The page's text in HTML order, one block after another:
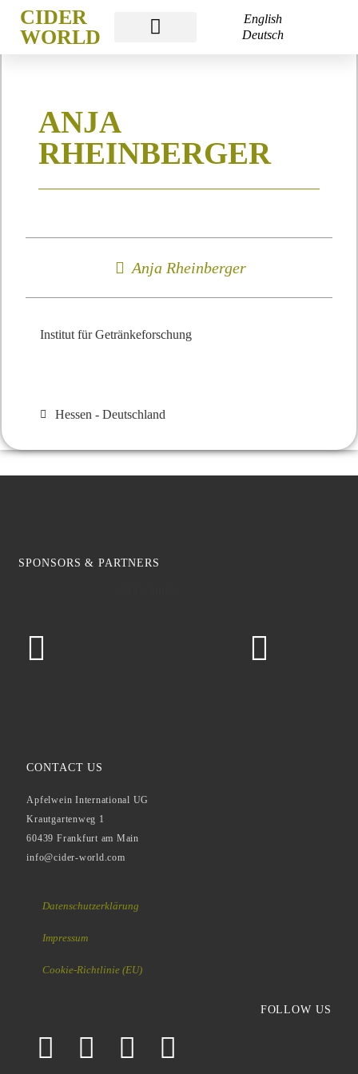
CIDER
WORLD
English
Deutsch
ANJA
RHEINBERGER
Anja Rheinberger
Institut für Getränkeforschung
Hessen - Deutschland
SPONSORS & PARTNERS
CONTACT US
Apfelwein International UG
Krautgartenweg 1
60439 Frankfurt am Main
info@cider-world.com
Datenschutzerklärung
Impressum
Cookie-Richtlinie (EU)
FOLLOW US